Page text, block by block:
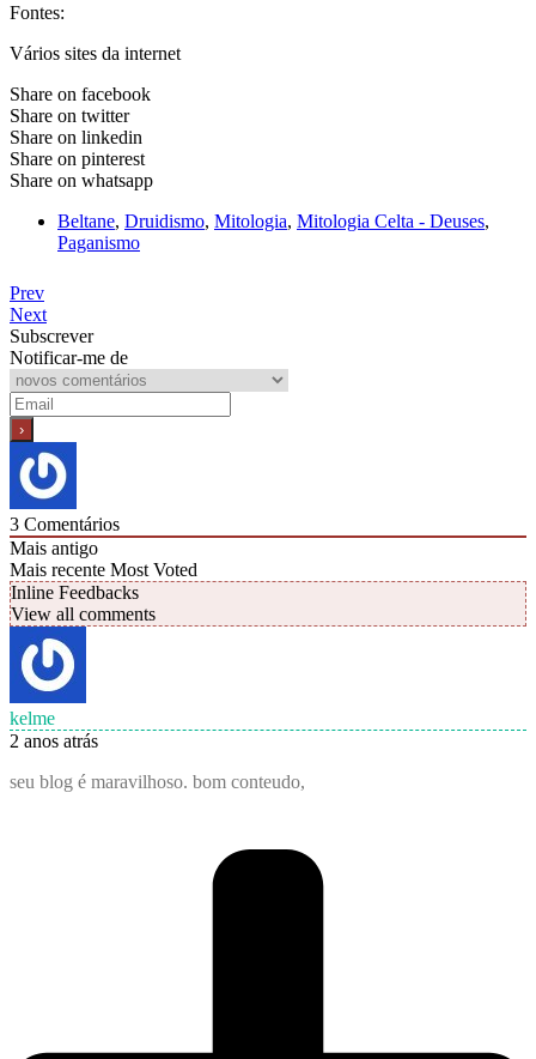
Fontes:
Vários sites da internet
Share on facebook
Share on twitter
Share on linkedin
Share on pinterest
Share on whatsapp
Beltane, Druidismo, Mitologia, Mitologia Celta - Deuses,
Paganismo
Prev
Next
Subscrever
Notificar-me de
3 Comentários
Mais antigo
Mais recente Most Voted
Inline Feedbacks
View all comments
kelme
2 anos atrás
seu blog é maravilhoso. bom conteudo,